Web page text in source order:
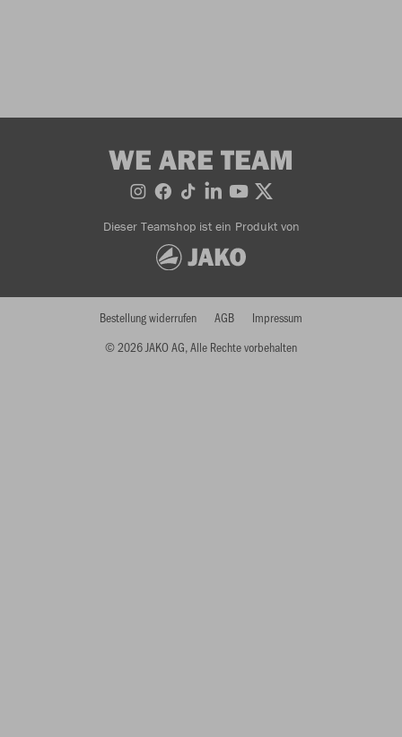
WE ARE TEAM
Dieser Teamshop ist ein Produkt von
© 2026 JAKO AG, Alle Rechte vorbehalten
Bestellung widerrufen AGB Impressum